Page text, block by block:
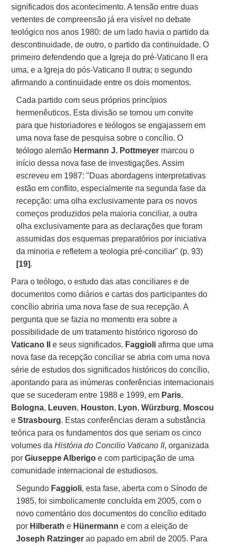
significados dos acontecimento. A tensão entre duas
vertentes de compreensão já era visível no debate
teológico nos anos 1980: de um lado havia o partido da
descontinuidade, de outro, o partido da continuidade. O
primeiro defendendo que a Igreja do pré-Vaticano II era
uma, e a Igreja do pós-Vaticano II outra; o segundo
afirmando a continuidade entre os dois momentos.
Cada partido com seus próprios princípios
hermenêuticos. Esta divisão se tornou um convite
para que historiadores e teólogos se engajassem em
uma nova fase de pesquisa sobre o concílio. O
teólogo alemão Hermann J. Pottmeyer marcou o
início dessa nova fase de investigações. Assim
escreveu em 1987: "Duas abordagens interpretativas
estão em conflito, especialmente na segunda fase da
recepção: uma olha exclusivamente para os novos
começos produzidos pela maioria conciliar, a outra
olha exclusivamente para as declarações que foram
assumidas dos esquemas preparatórios por iniciativa
da minoria e refletem a teologia pré-conciliar" (p. 93)
[19].
Para o teólogo, o estudo das atas conciliares e de
documentos como diários e cartas dos participantes do
concílio abriria uma nova fase de sua recepção. A
pergunta que se fazia no momento era sobre a
possibilidade de um tratamento histórico rigoroso do
Vaticano IIe seus significados. Faggioliafirma que uma
nova fase da recepção conciliar se abria com uma nova
série de estudos dos significados históricos do concílio,
apontando para as inúmeras conferências internacionais
que se sucederam entre 1988 e 1999, em Paris,
Bologna, Leuven, Houston, Lyon,Würzburg, Moscou
eStrasbourg. Estas conferências deram a substância
teórica para os fundamentos dos que seriam os cinco
volumes daHistória do Concilio Vaticano II, organizada
porGiuseppe Alberigoe com participação de uma
comunidade internacional de estudiosos.
Segundo Faggioli, esta fase, aberta com o Sínodo de
1985, foi simbolicamente concluída em 2005, com o
novo comentário dos documentos do concílio editado
por Hilberathe Hünermanne com a eleição de
Joseph Ratzingerao papado em abril de 2005. Para